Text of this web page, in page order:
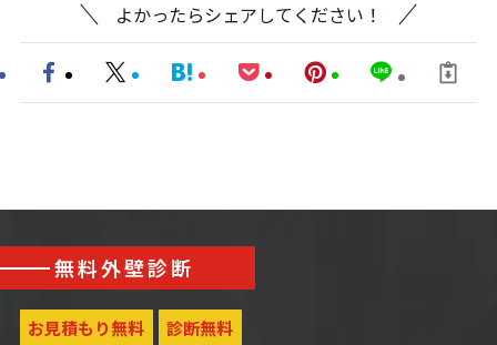
よかったらシェアしてください！
無料外壁診断
お見積もり無料 診断無料